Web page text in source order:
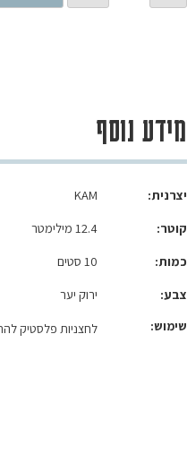
מידע נוסף
יצרנית
KAM
קוטר
12.4 מילימטר
כמות
10 סטים
צבע
ירוק יער
שימוש: לחצניות פלסטיק